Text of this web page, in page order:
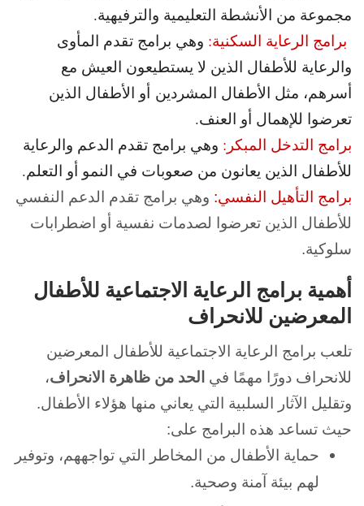
مجموعة من الأنشطة التعليمية والترفيهية.
برامج الرعاية السكنية: وهي برامج تقدم المأوى
والرعاية للأطفال الذين لا يستطيعون العيش مع
أسرهم، مثل الأطفال المشردين أو الأطفال الذين
تعرضوا للإهمال أو العنف.
برامج التدخل المبكر: وهي برامج تقدم الدعم والرعاية
للأطفال الذين يعانون من صعوبات في النمو أو التعلم.
برامج التأهيل النفسي: وهي برامج تقدم الدعم النفسي
للأطفال الذين تعرضوا لصدمات نفسية أو اضطرابات
سلوكية.
أهمية برامج الرعاية الاجتماعية للأطفال
المعرضين للانحراف
تلعب برامج الرعاية الاجتماعية للأطفال المعرضين
للانحراف دورًا مهمًا في الحد من ظاهرة الانحراف،
وتقليل الآثار السلبية التي يعاني منها هؤلاء الأطفال.
حيث تساعد هذه البرامج على:
حماية الأطفال من المخاطر التي تواجههم، وتوفير
لهم بيئة آمنة وصحية.